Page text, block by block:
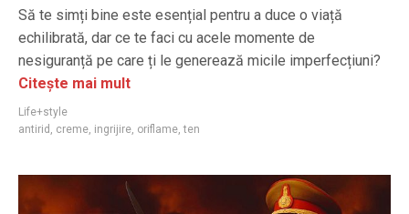
Să te simți bine este esențial pentru a duce o viață
echilibrată, dar ce te faci cu acele momente de
nesiguranță pe care ți le generează micile imperfecțiuni?
Citește mai mult
Life+style
antirid , creme, ingrijire, oriflame,ten